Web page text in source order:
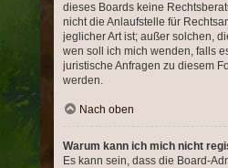
dieses Boards keine
nicht die Anlaufstelle für
jeglicher Art ist; außer solchen,
wen soll ich mich wenden, falls
juristische Anfragen zu diesem
werden.
Nach oben
Warum kann ich mich nicht
Es kann sein, dass die Board-